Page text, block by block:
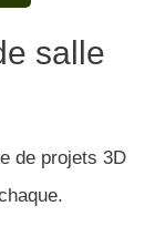
salle
de projets 3D